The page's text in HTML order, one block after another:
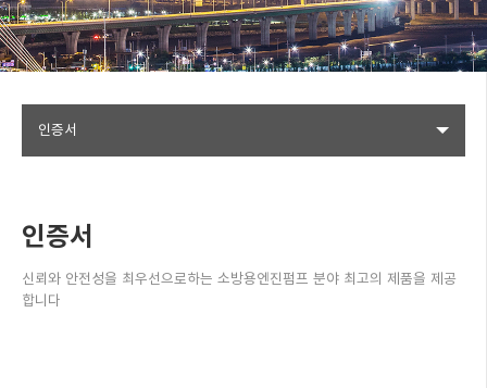
인증서
인증서
신뢰와 안전성을 최우선으로하는 소방용엔진펌프 분야 최고의 제품을 제공
합니다